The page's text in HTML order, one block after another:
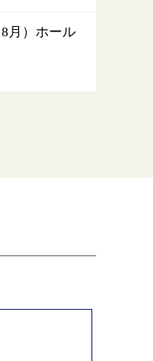
月）ホール